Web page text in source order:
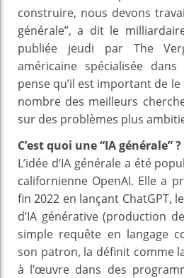
construire, nous devons
générale”, a dit le
publiée jeudi par The
américaine spécialisée dans
pense qu’il est important de
nombre des meilleurs
sur des problèmes plus
C’est quoi une “IA générale” ?
L’idée d’IA générale a été
californienne OpenAI. Elle a
fin 2022 en lançant ChatGPT,
d’IA générative (production
simple requête en langage
son patron, la définit comme
à l’œuvre dans des